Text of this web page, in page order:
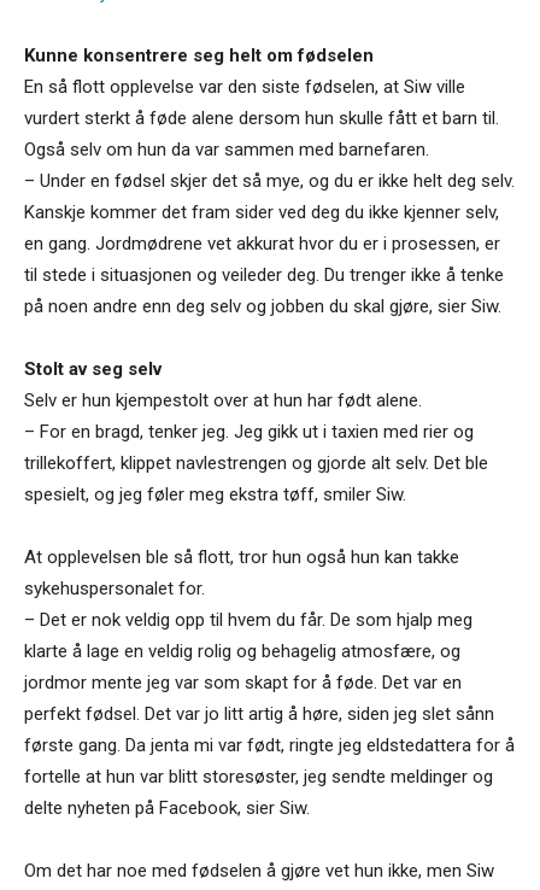
Kunne konsentrere seg helt om fødselen
En så flott opplevelse var den siste fødselen, at Siw ville
vurdert sterkt å føde alene dersom hun skulle fått et barn til.
Også selv om hun da var sammen med barnefaren.
– Under en fødsel skjer det så mye, og du er ikke helt deg selv.
Kanskje kommer det fram sider ved deg du ikke kjenner selv,
en gang. Jordmødrene vet akkurat hvor du er i prosessen, er
til stede i situasjonen og veileder deg. Du trenger ikke å tenke
på noen andre enn deg selv og jobben du skal gjøre, sier Siw.
Stolt av seg selv
Selv er hun kjempestolt over at hun har født alene.
– For en bragd, tenker jeg. Jeg gikk ut i taxien med rier og
trillekoffert, klippet navlestrengen og gjorde alt selv. Det ble
spesielt, og jeg føler meg ekstra tøff, smiler Siw.
At opplevelsen ble så flott, tror hun også hun kan takke
sykehuspersonalet for.
– Det er nok veldig opp til hvem du får. De som hjalp meg
klarte å lage en veldig rolig og behagelig atmosfære, og
jordmor mente jeg var som skapt for å føde. Det var en
perfekt fødsel. Det var jo litt artig å høre, siden jeg slet sånn
første gang. Da jenta mi var født, ringte jeg eldstedattera for å
fortelle at hun var blitt storesøster, jeg sendte meldinger og
delte nyheten på Facebook, sier Siw.
Om det har noe med fødselen å gjøre vet hun ikke, men Siw